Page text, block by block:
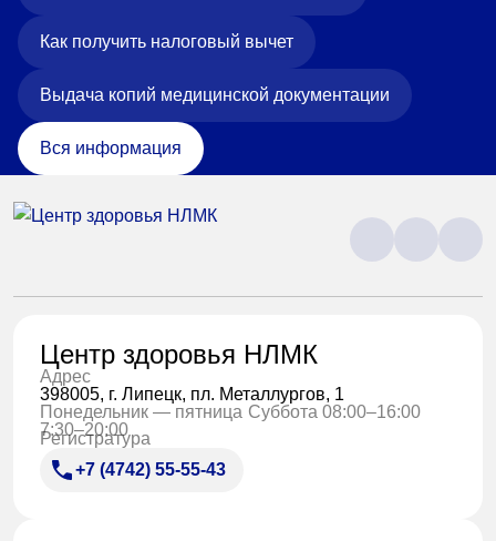
Как получить налоговый вычет
Выдача копий медицинской документации
Вся информация
Центр здоровья НЛМК
Адрес
398005, г. Липецк, пл. Металлургов, 1
Понедельник — пятница
7:30–20:00
Суббота 08:00–16:00
Регистратура
+7 (4742) 55-55-43